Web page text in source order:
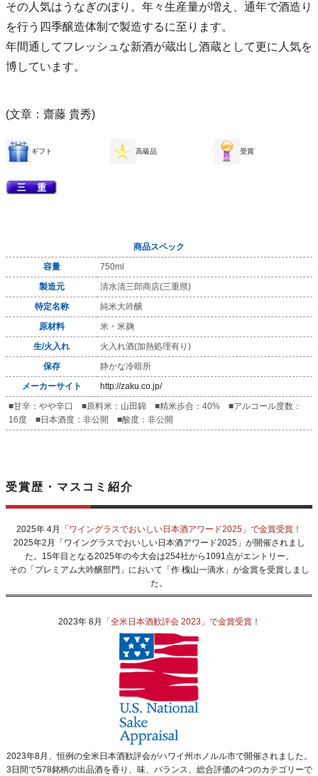
その人気はうなぎのぼり。年々生産量が増え、通年で酒造り
を行う四季醸造体制で製造するに至ります。
年間通してフレッシュな新酒が蔵出し酒蔵として更に人気を
博しています。
(文章：齋藤 貴秀)
ギフト 高級品 受賞
商品スペック
容量
750ml
製造元
清水清三郎商店(三重県)
特定名称
純米大吟醸
原材料
米・米麹
生/火入れ
火入れ酒(加熱処理有り)
保存
静かな冷暗所
メーカーサイト
http://zaku.co.jp/
■甘辛：やや辛口 ■原料米：山田錦 ■精米歩合：40% ■アルコール度数：
16度 ■日本酒度：非公開 ■酸度：非公開
受賞歴・マスコミ紹介
2025年 4月
「ワイングラスでおいしい日本酒アワード2025」で金賞受賞！
2025年2月「ワイングラスでおいしい日本酒アワード2025」が開催されまし
た。15年目となる2025年の今大会は254社から1091点がエントリー。
その「プレミアム大吟醸部門」において「作 槐山一滴水」が金賞を受賞しまし
た。
2023年 8月 「全米日本酒歓評会 2023」で金賞受賞！
2023年8月、恒例の全米日本酒歓評会がハワイ州ホノルル市で開催されました。
3日間で578銘柄の出品酒を香り、味、バランス、総合評価の4つのカテゴリーで